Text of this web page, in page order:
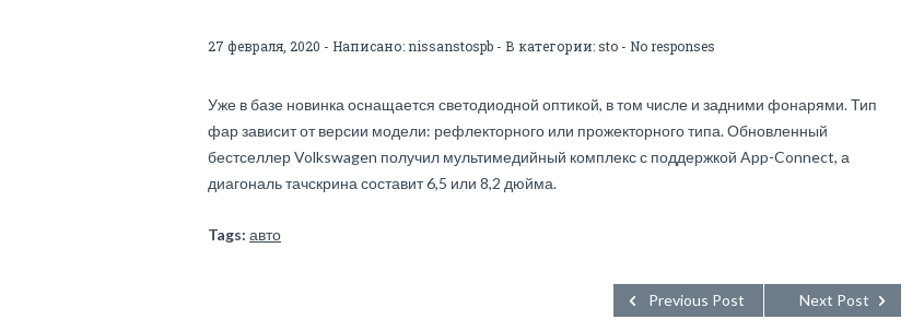
27 февраля, 2020 - Написано: nissanstospb - В категории:sto - No responses
Уже в базе новинка оснащается светодиодной оптикой, в том числе и задними фонарями. Тип
фар зависит от версии модели: рефлекторного или прожекторного типа. Обновленный
бестселлер Volkswagen получил мультимедийный комплекс с поддержкой App-Connect, а
диагональ тачскрина составит 6,5 или 8,2 дюйма.
Tags: авто
Next Post
Previous Post